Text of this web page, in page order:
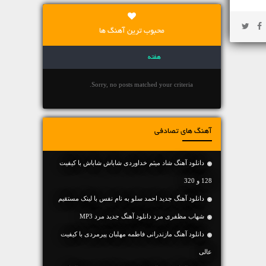
محبوب ترین آهنگ ها
هفته
Sorry, no posts matched your criteria.
آهنگ های تصادفی
دانلود آهنگ شاد میثم خداوردی شاباش شاباش با کیفیت
128 و 320
دانلود آهنگ جديد احمد سلو به نام نفس با لینک مستقیم
شهاب مظفری مرد دانلود آهنگ جدید مرد MP3
دانلود آهنگ مازندرانی فاطمه مهلبان پیرمردی با کیفیت
عالی